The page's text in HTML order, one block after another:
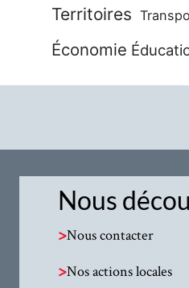
Territoires
Économie
Nous
>Nous contacter
>Nos actions locales